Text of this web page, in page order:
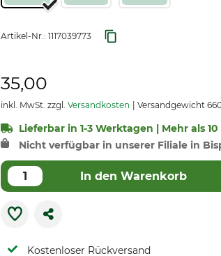
Artikel-Nr.: 1117039773
35,00
inkl. MwSt. zzgl. Versandkosten Versandgewicht
Lieferbar in 1-3 Werktagen | Mehr als
Nicht verfügbar in unserer Filiale in
In den Warenkorb
Kostenloser Rückversand